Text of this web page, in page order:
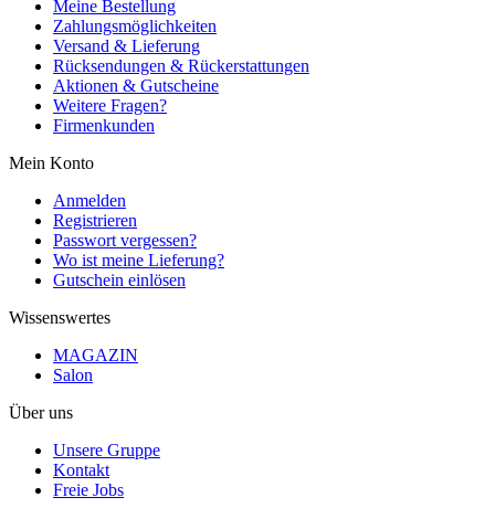
Meine Bestellung
Zahlungsmöglichkeiten
Versand & Lieferung
Rücksendungen & Rückerstattungen
Aktionen & Gutscheine
Weitere Fragen?
Firmenkunden
Mein Konto
Anmelden
Registrieren
Passwort vergessen?
Wo ist meine Lieferung?
Gutschein einlösen
Wissenswertes
MAGAZIN
Salon
Über uns
Unsere Gruppe
Kontakt
Freie Jobs